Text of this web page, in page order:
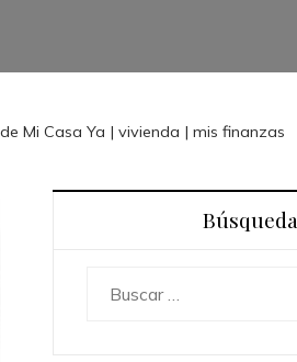
Mi Casa Ya | vivienda | mis finanzas
Búsqueda